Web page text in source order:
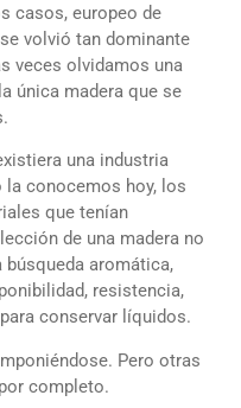
casos, europeo de
volvió tan dominante
veces olvidamos una
única madera que se
una industria
conocemos hoy, los
que tenían
de una madera no
búsqueda aromática,
resistencia,
conservar líquidos.
Pero otras
completo.